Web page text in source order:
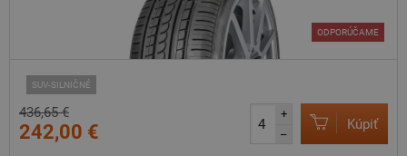
SUV-SILNIČNÉ
ODPORÚČAME
436,65 €
242,00 €
+
–
Kúpiť